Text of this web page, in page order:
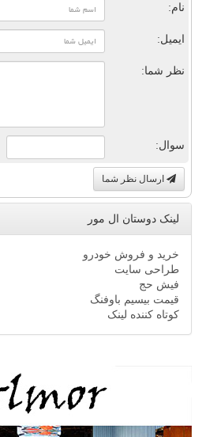
نام:
ایمیل:
نظر شما:
سوال:
ارسال نظر شما
لینک دوستان ال مور
خرید و فروش خودرو
طراحی سایت
فیش حج
قیمت بیسیم باوفنگ
کوتاه کننده لینک